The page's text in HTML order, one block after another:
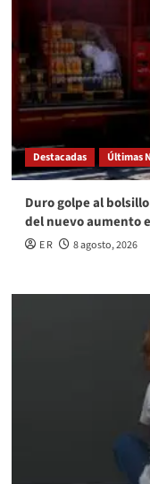
Destacadas Últimas
Duro golpe al
del nuevo aumento
E R 8 agosto, 2026